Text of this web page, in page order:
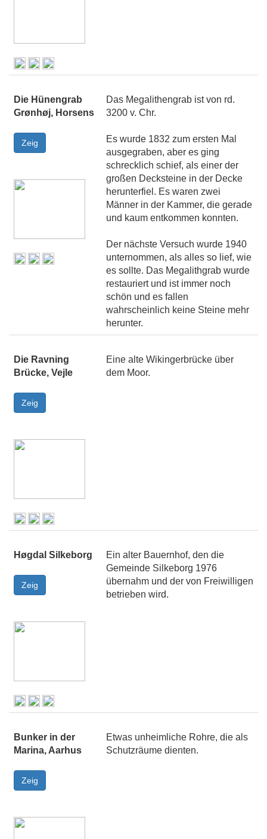
Die Hünengrab
Grønhøj, Horsens
Das Megalithengrab ist von rd.
3200 v. Chr.
Es wurde 1832 zum ersten Mal
ausgegraben, aber es ging
schrecklich schief, als einer der
großen Decksteine in der Decke
herunterfiel. Es waren zwei
Männer in der Kammer, die gerade
und kaum entkommen konnten.
Der nächste Versuch wurde 1940
unternommen, als alles so lief, wie
es sollte. Das Megalithgrab wurde
restauriert und ist immer noch
schön und es fallen
wahrscheinlich keine Steine mehr
herunter.
Die Ravning
Brücke, Vejle
Eine alte Wikingerbrücke über
dem Moor.
Høgdal Silkeborg
Ein alter Bauernhof, den die
Gemeinde Silkeborg 1976
übernahm und der von Freiwilligen
betrieben wird.
Bunker in der
Marina, Aarhus
Etwas unheimliche Rohre, die als
Schutzräume dienten.